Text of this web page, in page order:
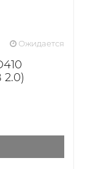
Ожидается
2.0)